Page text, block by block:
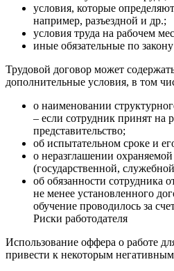
условия, которые
например, разъездной и др.;
условия труда на рабочем
иные обязательные по
Трудовой договор может
дополнительные условия, в том
о наименовании
– если сотрудник принят на
представительство;
об испытательном сроке и
о неразглашении
(государственной,
об обязанности сотрудника
не менее установленного
обучение проводилось за
Риски работодателя
Использование оффера о работе
привести к некоторым